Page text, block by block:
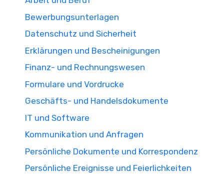
Bewerbungsunterlagen
Datenschutz und Sicherheit
Erklärungen und Bescheinigungen
Finanz- und Rechnungswesen
Formulare und Vordrucke
Geschäfts- und Handelsdokumente
IT und Software
Kommunikation und Anfragen
Persönliche Dokumente und Korrespondenz
Persönliche Ereignisse und Feierlichkeiten